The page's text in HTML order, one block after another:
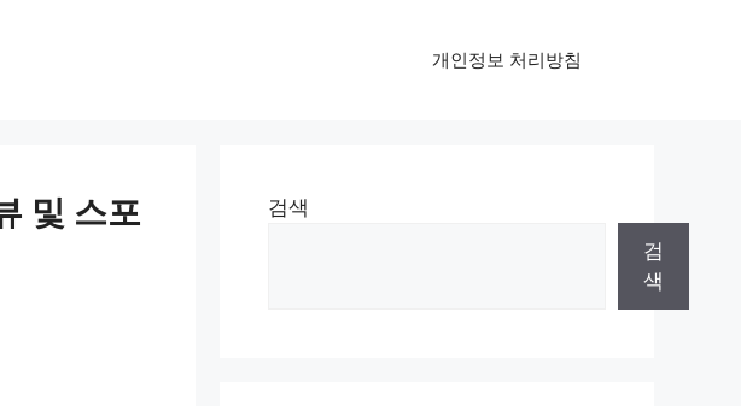
개인정보 처리방침
및 스포
검색
검
색